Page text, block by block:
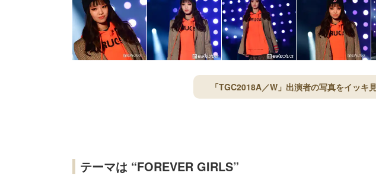
「TGC2018A／W」出演者の写真をイッキ
テーマは “FOREVER GIRLS”